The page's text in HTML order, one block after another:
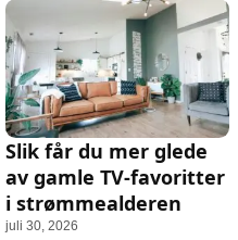
Slik får du mer glede
av gamle TV‑favoritter
i strømmealderen
juli 30, 2026